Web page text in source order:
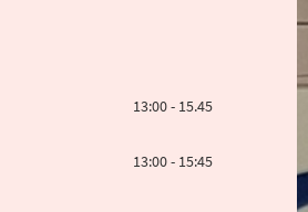
13:00 - 15.45
13:00 - 15:45